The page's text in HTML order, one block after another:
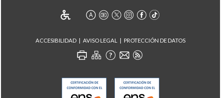
ACCESIBILIDAD AVISO LEGAL PROTECCIÓN DE DATOS